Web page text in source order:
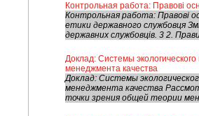
Контрольная работа: Правові
Контрольная работа: Правові
етики державного службовця
державних службовців. 3 2.
Доклад: Системы
менеджмента качества
Доклад: Системы
менеджмента качества
точки зрения общей теории